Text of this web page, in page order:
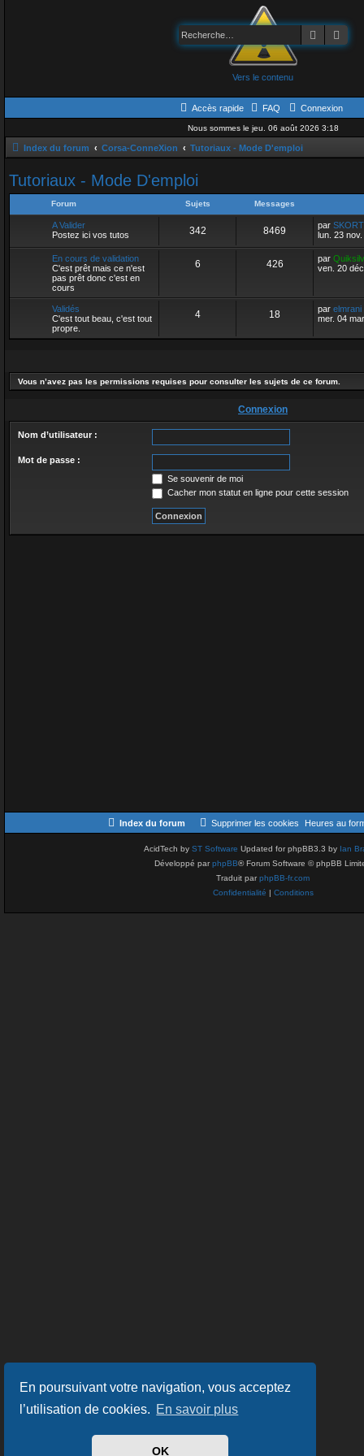
En poursuivant votre navigation, vous acceptez
l’utilisation de cookies. En savoir plus
OK
Vers le contenu
Accès rapide FAQ Connexion
Nous sommes le jeu. 06 août 2026 3:18
Index du forum Corsa-ConneXion Tutoriaux - Mode D'emploi
Tutoriaux - Mode D'emploi
Forum Sujets Messages
A Valider
Postez ici vos tutos
342 8469 par SKORT
lun. 23
En cours de validation
C'est prêt mais ce n'est
pas prêt donc c'est en
cours
6 426 par
ven. 20
Validés
C'est tout beau, c'est tout
propre.
4 18 par elmrani
mer. 04
Vous n’avez pas les permissions requises pour consulter les sujets de ce forum.
Connexion
Nom d’utilisateur :
Mot de passe :
Se souvenir de moi
Cacher mon statut en ligne pour cette session
Index du forum Heures au
Supprimer les cookies
AcidTech by ST Software Updated for phpBB3.3 by Ian
Développé parphpBB® Forum Software © phpBB
Traduit parphpBB-fr.com
Confidentialité | Conditions